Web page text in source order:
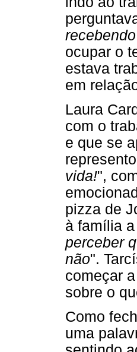
ocupar o
estava
em
Laura
com o
e que se
vida!",
pizza de
à família
perceber
não".
começar
sobre o
Como
uma